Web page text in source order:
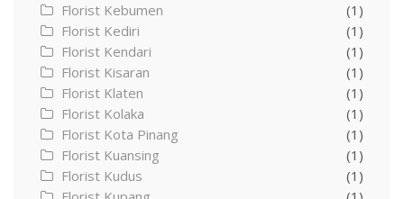
Florist Kebumen
(1)
Florist Kediri
(1)
Florist Kendari
(1)
Florist Kisaran
(1)
Florist Klaten
(1)
Florist Kolaka
(1)
Florist Kota Pinang
(1)
Florist Kuansing
(1)
Florist Kudus
(1)